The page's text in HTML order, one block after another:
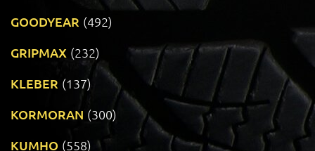
GOODYEAR (492)
GRIPMAX (232)
KLEBER (137)
KORMORAN (300)
KUMHO (558)